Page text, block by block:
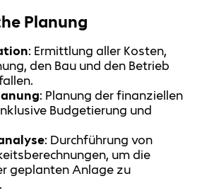
Planung
: Ermittlung aller Kosten,
den Bau und den Betrieb
: Planung der finanziellen
Budgetierung und
: Durchführung von
um die
geplanten Anlage zu